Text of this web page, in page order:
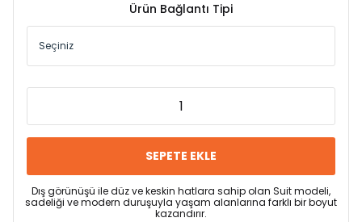
Ürün Bağlantı Tipi
SEPETE EKLE
Dış görünüşü ile düz ve keskin hatlara sahip olan Suit modeli,
sadeliği ve modern duruşuyla yaşam alanlarına farklı bir boyut
kazandırır.